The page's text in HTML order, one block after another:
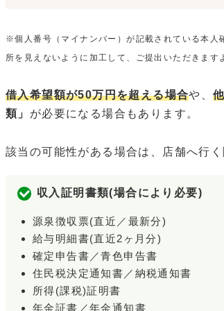
※個人番号（マイナンバー）が記載されている本人
所を見えないように加工して、ご提出いただきます
借入希望額が50万円を超える場合や、
類」 が必要になる場合もあります。
該当の可能性がある場合は、店舗へ行
収入証明書類(場合により必要)
源泉徴収票(直近／最新分)
給与明細書(直近2ヶ月分)
確定申告書／青色申告書
住民税決定通知書／納税通知書
所得(課税)証明書
年金証書／年金通知書